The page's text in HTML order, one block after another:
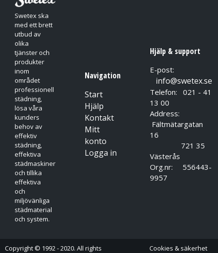
Swetex ska
med ett brett
utbud av
olika
tjänster och
produkter
inom
området
professionell
städning,
lösa våra
kunders
behov av
effektiv
städning,
effektiva
städmaskiner
och tillika
effektiva
och
miljövänliga
städmaterial
och system.
Navigation
Start
Hjälp
Kontakt
Mitt
konto
Logga in
Hjälp & support
E-post:
info@swetex.se
Telefon: 021 - 41
13 00
Address:
Fältmätargatan
16
721 35
Västerås
Org.nr: 556443-
9957
Copyright © 1992 - 2020. All rights
Cookies & säkerhet